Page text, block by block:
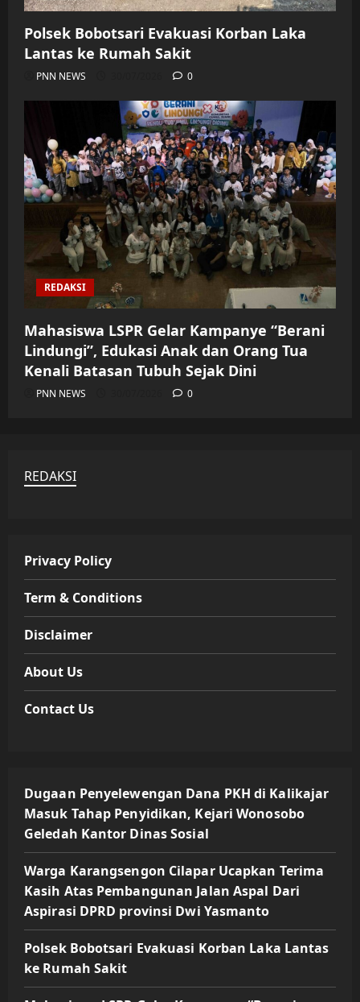
Polsek Bobotsari Evakuasi Korban Laka
Lantas ke Rumah Sakit
PNN NEWS 0
REDAKSI
Mahasiswa LSPR Gelar Kampanye “Berani
Lindungi”, Edukasi Anak dan Orang Tua
Kenali Batasan Tubuh Sejak Dini
PNN NEWS 0
REDAKSI
Privacy Policy
Term & Conditions
Disclaimer
About Us
Contact Us
Dugaan Penyelewengan Dana PKH di Kalikajar
Masuk Tahap Penyidikan, Kejari Wonosobo
Geledah Kantor Dinas Sosial
Warga Karangsengon Cilapar Ucapkan Terima
Kasih Atas Pembangunan Jalan Aspal Dari
Aspirasi DPRD provinsi Dwi Yasmanto
Polsek Bobotsari Evakuasi Korban Laka Lantas
ke Rumah Sakit